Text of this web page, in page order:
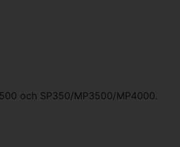
och SP350/MP3500/MP4000.